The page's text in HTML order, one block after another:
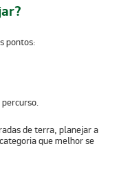
pontos:
de terra, planejar a
que melhor se